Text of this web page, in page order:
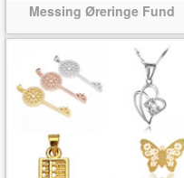
Messing Øreringe Fund